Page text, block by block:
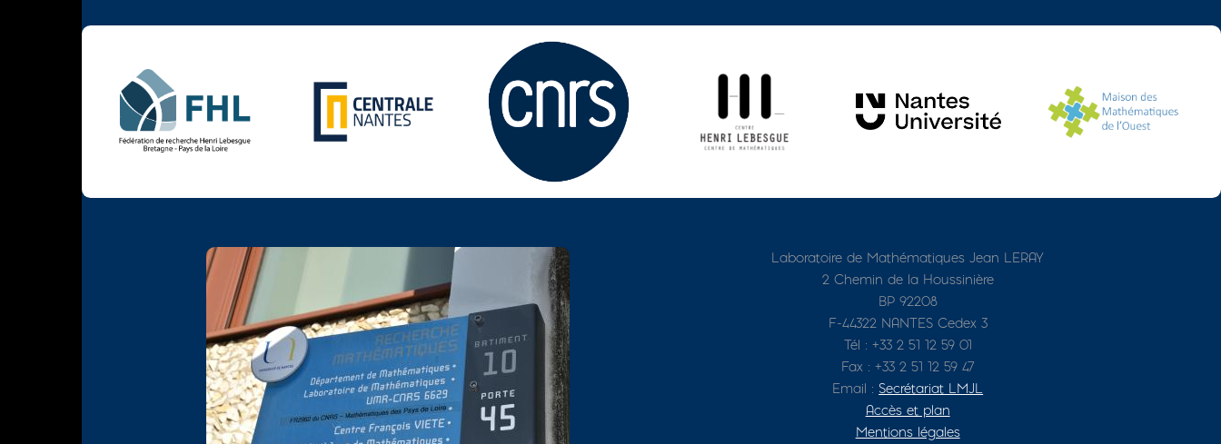
Laboratoire de Mathématiques Jean LERAY
2 Chemin de la Houssinière
BP 92208
F-44322 NANTES Cedex 3
Tél : +33 2 51 12 59 01
Fax : +33 2 51 12 59 47
Email : Secrétariat LMJL
Accès et plan
Mentions légales